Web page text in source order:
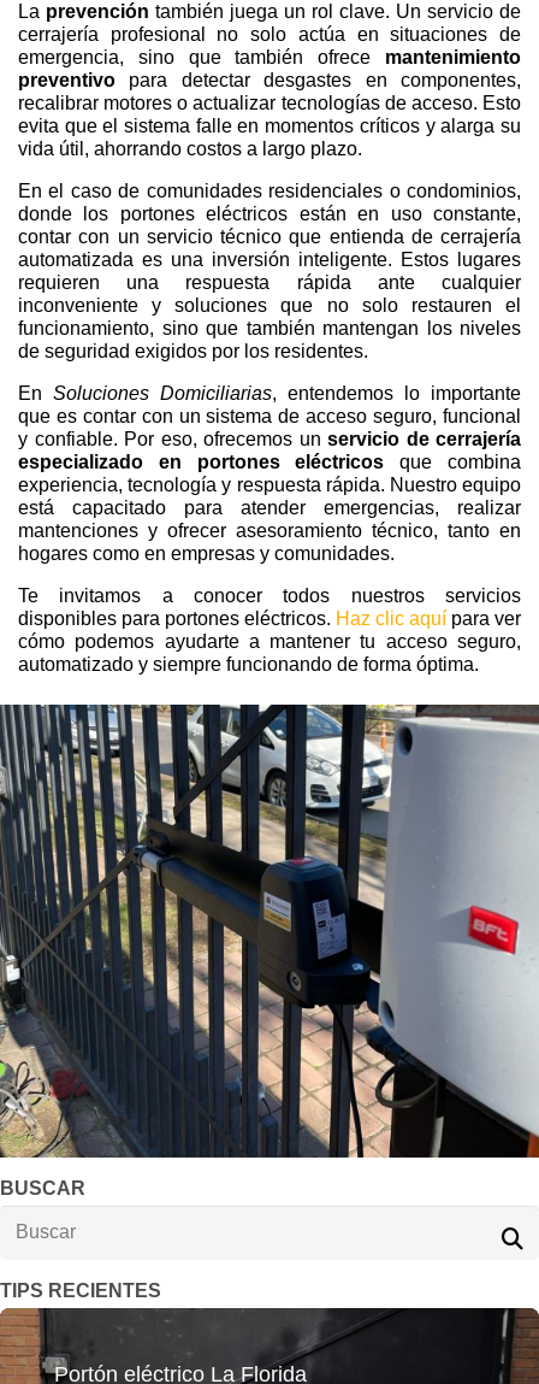
La prevención también juega un rol clave. Un servicio de
cerrajería profesional no solo actúa en situaciones de
emergencia, sino que también ofrece mantenimiento
preventivo para detectar desgastes en componentes,
recalibrar motores o actualizar tecnologías de acceso. Esto
evita que el sistema falle en momentos críticos y alarga su
vida útil, ahorrando costos a largo plazo.
En el caso de comunidades residenciales o condominios,
donde los portones eléctricos están en uso constante,
contar con un servicio técnico que entienda de cerrajería
automatizada es una inversión inteligente. Estos lugares
requieren una respuesta rápida ante cualquier
inconveniente y soluciones que no solo restauren el
funcionamiento, sino que también mantengan los niveles
de seguridad exigidos por los residentes.
En Soluciones Domiciliarias, entendemos lo importante
que es contar con un sistema de acceso seguro, funcional
y confiable. Por eso, ofrecemos un servicio de cerrajería
especializado en portones eléctricosque combina
experiencia, tecnología y respuesta rápida. Nuestro equipo
está capacitado para atender emergencias, realizar
mantenciones y ofrecer asesoramiento técnico, tanto en
hogares como en empresas y comunidades.
Te invitamos a conocer todos nuestros servicios
disponibles para portones eléctricos. Haz clic aquí para ver
cómo podemos ayudarte a mantener tu acceso seguro,
automatizado y siempre funcionando de forma óptima.
BUSCAR
TIPS RECIENTES
Portón eléctrico La Florida